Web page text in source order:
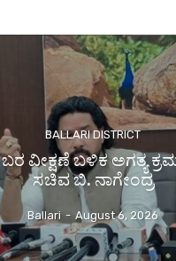
BALLARI DISTRICT
ಬರ ವೀಕ್ಷಣೆ ಬಳಿಕ ಅಗತ್ಯ
ಸಚಿವ ಬಿ. ನಾಗೇಂದ್ರ
Ballari - August 6, 2026